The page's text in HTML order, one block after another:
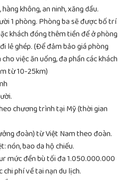
không, an ninh, xăng dầu.
1 phòng. Phòng ba sẽ được bố trí
khách đóng thêm tiền để ở phòng
lẻ ghép. (Để đảm bảo giá phòng
việc ăn uống, đa phần các khách
từ 10-25km)
chương trình tại Mỹ (thời gian
đoàn) từ Việt Nam theo đoàn.
nón, bao da hộ chiếu.
mức đền bù tối đa 1.050.000.000
phí về tai nạn du lịch.